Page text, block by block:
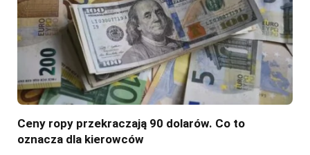
Ceny ropy przekraczają 90 dolarów. Co to
oznacza dla kierowców